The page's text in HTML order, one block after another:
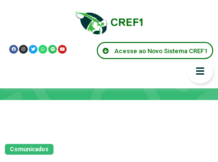
Acesse ao Novo Sistema CREF1
Comunicados